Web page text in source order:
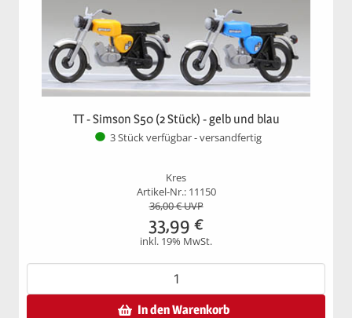
TT - Simson S50 (2 Stück) - gelb und blau
3 Stück verfügbar - versandfertig
Kres
Artikel-Nr.: 11150
36,00€ UVP
33,99 €
inkl. 19% MwSt.
In den Warenkorb